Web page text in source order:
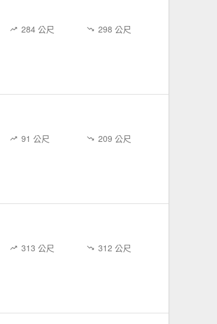
284 公尺
298 公尺
91 公尺
209 公尺
313 公尺
312 公尺